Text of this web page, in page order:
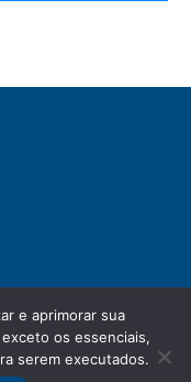
WP
e aprimorar sua
os essenciais,
serem executados.